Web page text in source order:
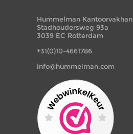
Hummelman
Stadhoudersweg 93a
3039 EC Rotterdam
+31(0)10-4661786
info@hummelman.com